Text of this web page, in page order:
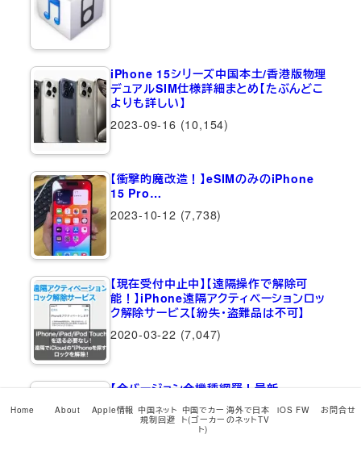
iPhone 15シリーズ中国本土/香港版物理
デュアルSIM仕様詳細まとめ【たぶんどこ
よりも詳しい】
2023-09-16 (10,154)
【衝撃的魔改造！】eSIMのみのiPhone
15 Pro…
2023-10-12 (7,738)
【現在受付中止中】【遠隔操作で解除可
能！】iPhone遠隔アクティベーションロッ
ク解除サービス【紛失・盗難品は不可】
2020-03-22 (7,047)
【全バージョン全機種網羅！最新
iPadOS…
2026-05-12 (6,917)
Home About Apple情報 中国ネット
規制回避
中国でカー
ト(ゴーカー
ト)
海外で日本
のネットTV
iOS FW お問合せ